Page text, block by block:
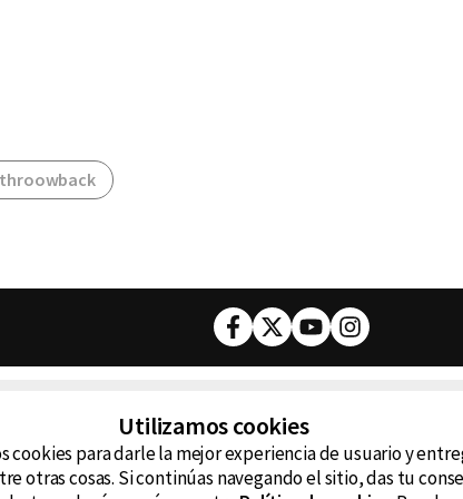
Facebook
TwitterYoutubeInstagram
D99
Utilizamos cookies
cookies para darle la mejor experiencia de usuario y
otras cosas. Si continúas navegando el sitio, das tu